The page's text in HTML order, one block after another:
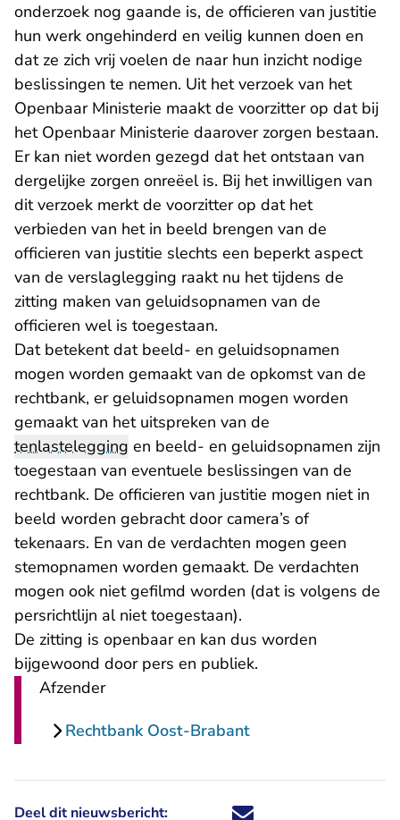
onderzoek nog gaande is, de officieren van justitie
hun werk ongehinderd en veilig kunnen doen en
dat ze zich vrij voelen de naar hun inzicht nodige
beslissingen te nemen. Uit het verzoek van het
Openbaar Ministerie maakt de voorzitter op dat bij
het Openbaar Ministerie daarover zorgen bestaan.
Er kan niet worden gezegd dat het ontstaan van
dergelijke zorgen onreëel is. Bij het inwilligen van
dit verzoek merkt de voorzitter op dat het
verbieden van het in beeld brengen van de
officieren van justitie slechts een beperkt aspect
van de verslaglegging raakt nu het tijdens de
zitting maken van geluidsopnamen van de
officieren wel is toegestaan.
Dat betekent dat beeld- en geluidsopnamen
mogen worden gemaakt van de opkomst van de
rechtbank, er geluidsopnamen mogen worden
gemaakt van het uitspreken van de
tenlastelegging en beeld- en geluidsopnamen zijn
toegestaan van eventuele beslissingen van de
rechtbank. De officieren van justitie mogen niet in
beeld worden gebracht door camera’s of
tekenaars. En van de verdachten mogen geen
stemopnamen worden gemaakt. De verdachten
mogen ook niet gefilmd worden (dat is volgens de
persrichtlijn al niet toegestaan).
De zitting is openbaar en kan dus worden
bijgewoond door pers en publiek.
Afzender
Rechtbank Oost-Brabant
Deel dit nieuwsbericht: Deel dit nieuwsbericht via X -
Deel dit nieuwsbericht via
Deel dit nieuwsbericht
Deel dit